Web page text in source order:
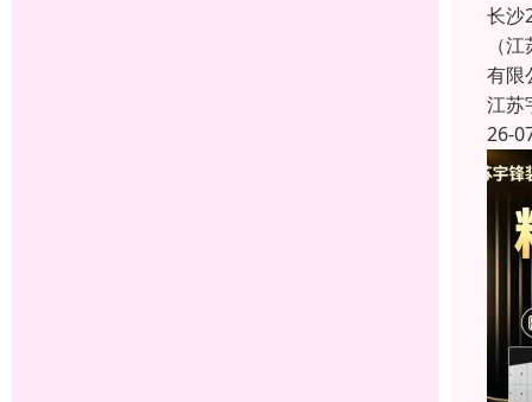
长沙
（
有
江苏
26-